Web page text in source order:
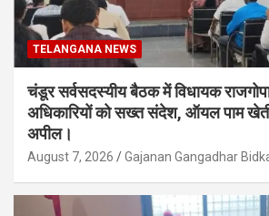
TELANGANA NEWS
चंडूर सर्वसदस्यीय बैठक में विधायक
अधिकारियों को सख्त संदेश, ऑयल पाम
अपील।
August 7, 2026 Gajanan Gangadhar